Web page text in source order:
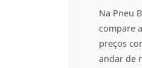
Na Pneu
compare
preços
andar de